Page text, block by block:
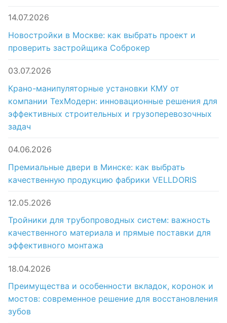
14.07.2026
Новостройки в Москве: как выбрать проект и
проверить застройщика Соброкер
03.07.2026
Крано-манипуляторные установки КМУ от
компании ТехМодерн: инновационные решения для
эффективных строительных и грузоперевозочных
задач
04.06.2026
Премиальные двери в Минске: как выбрать
качественную продукцию фабрики VELLDORIS
12.05.2026
Тройники для трубопроводных систем: важность
качественного материала и прямые поставки для
эффективного монтажа
18.04.2026
Преимущества и особенности вкладок, коронок и
мостов: современное решение для восстановления
зубов